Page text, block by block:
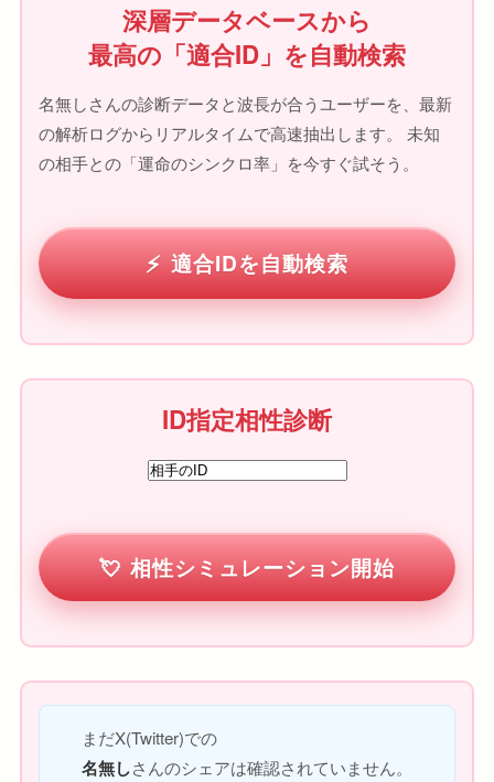
深層データベースから
最高の「適合ID」を自動検索
名無しさんの診断データと波長が合うユーザーを、最新
の解析ログからリアルタイムで高速抽出します。 未知
の相手との「運命のシンクロ率」を今すぐ試そう。
適合IDを自動検索
ID指定相性診断
相性シミュレーション開始
まだX(Twitter)での
名無しさんのシェアは確認されていません。